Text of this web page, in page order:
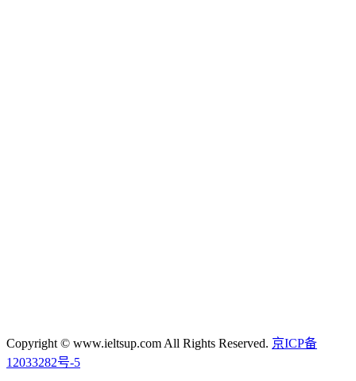
Copyright © www.ieltsup.com All Rights Reserved. 京ICP备
12033282号-5